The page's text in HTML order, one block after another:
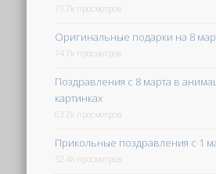
79.7k просмотров
Оригинальные подарки на 8
74.7k просмотров
Поздравления с 8 марта в
картинках
63.2k просмотров
Прикольные поздравления с 1
52.4k просмотров